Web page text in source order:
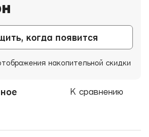
когда появится
накопительной скидки
К сравнению